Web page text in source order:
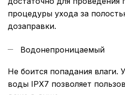
процедуры ухода за
дозаправки.
Водонепроницаемый
Не боится попадания влаги.
воды IPX7 позволяет